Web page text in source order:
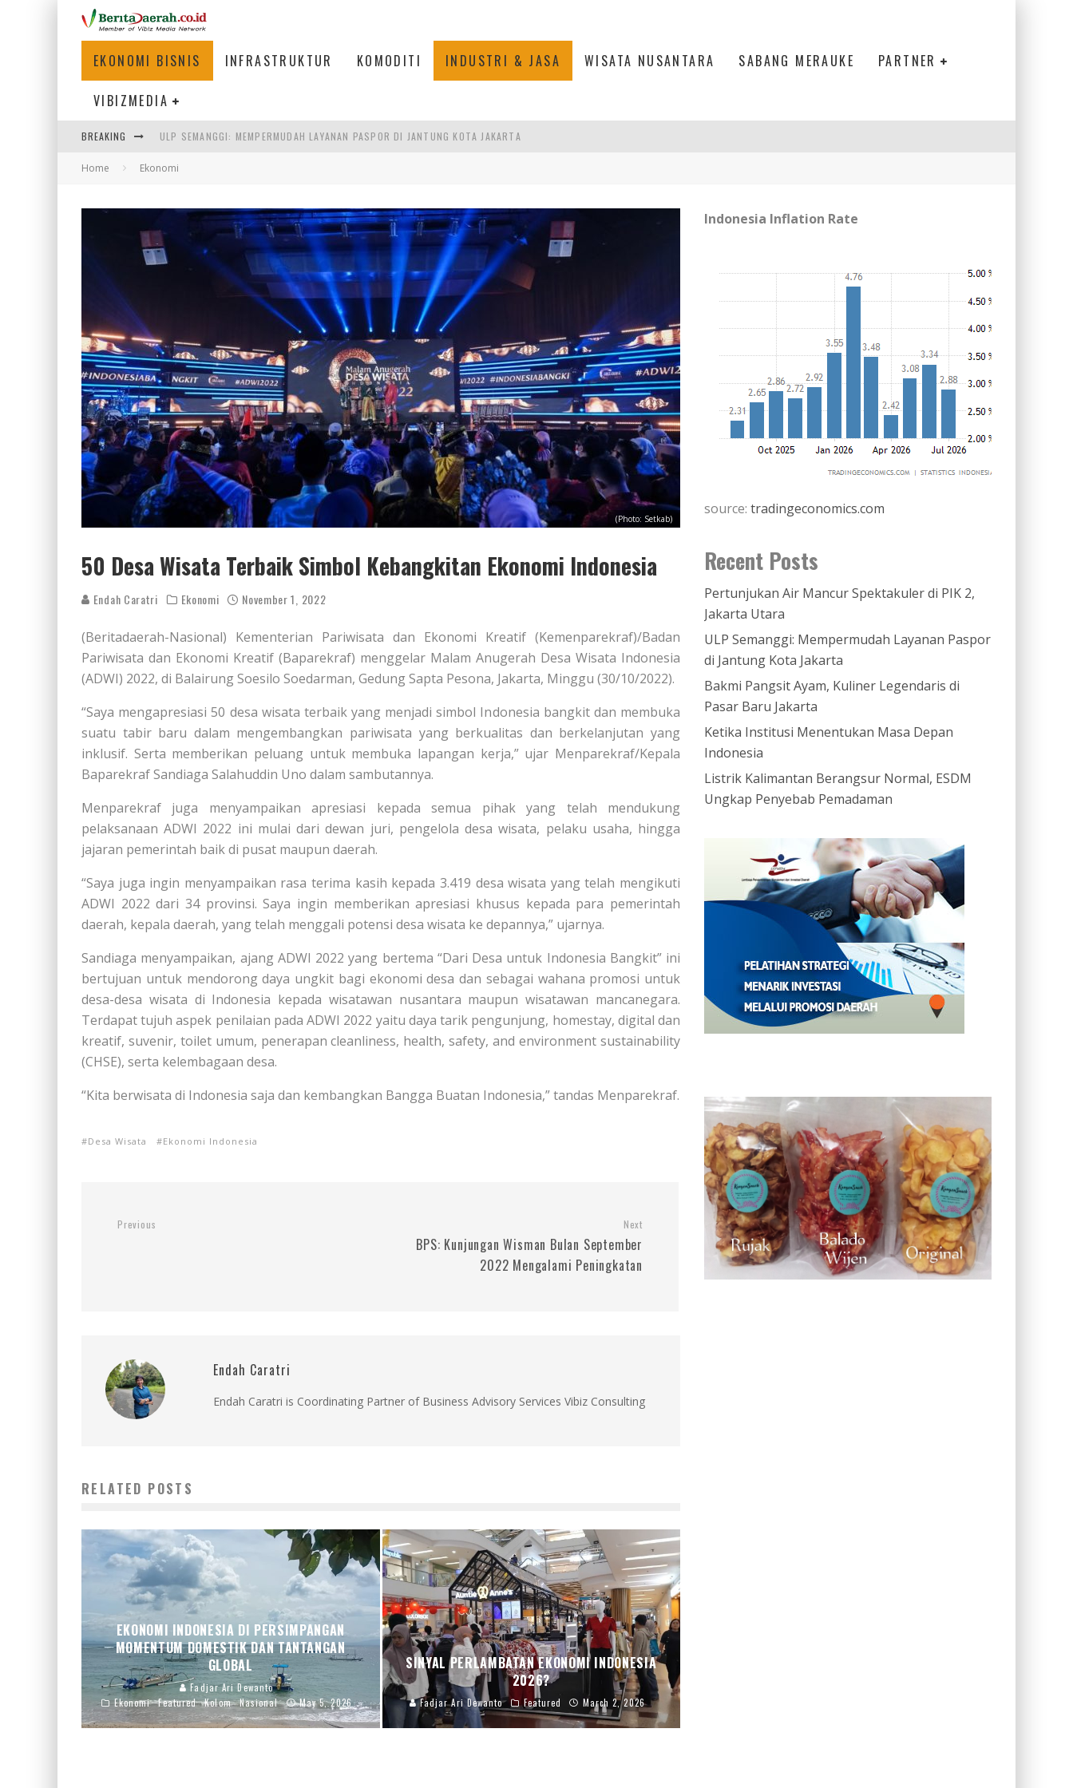
EKONOMI BISNIS INFRASTRUKTUR KOMODITI INDUSTRI & JASA WISATA NUSANTARA SABANG MERAUKE PARTNER
VIBIZMEDIA
BREAKING ULP SEMANGGI: MEMPERMUDAH LAYANAN PASPOR DI JANTUNG KOTA JAKARTA
BAKMI PANGSIT AYAM, KULINER LEGENDARIS DI PASAR BARU JAKARTA
PERTUNJUKAN AIR MANCUR SPEKTAKULER DI PIK 2, JAKARTA UTARA
Home Ekonomi
(Photo: Setkab)
50 Desa Wisata Terbaik Simbol Kebangkitan Ekonomi Indonesia
Endah Caratri Ekonomi November 1, 2022
(Beritadaerah-Nasional) Kementerian Pariwisata dan Ekonomi Kreatif (Kemenparekraf)/Badan
Pariwisata dan Ekonomi Kreatif (Baparekraf) menggelar Malam Anugerah Desa Wisata Indonesia
(ADWI) 2022, di Balairung Soesilo Soedarman, Gedung Sapta Pesona, Jakarta, Minggu (30/10/2022).
“Saya mengapresiasi 50 desa wisata terbaik yang menjadi simbol Indonesia bangkit dan membuka
suatu tabir baru dalam mengembangkan pariwisata yang berkualitas dan berkelanjutan yang
inklusif. Serta memberikan peluang untuk membuka lapangan kerja,” ujar Menparekraf/Kepala
Baparekraf Sandiaga Salahuddin Uno dalam sambutannya.
Menparekraf juga menyampaikan apresiasi kepada semua pihak yang telah mendukung
pelaksanaan ADWI 2022 ini mulai dari dewan juri, pengelola desa wisata, pelaku usaha, hingga
jajaran pemerintah baik di pusat maupun daerah.
“Saya juga ingin menyampaikan rasa terima kasih kepada 3.419 desa wisata yang telah mengikuti
ADWI 2022 dari 34 provinsi. Saya ingin memberikan apresiasi khusus kepada para pemerintah
daerah, kepala daerah, yang telah menggali potensi desa wisata ke depannya,” ujarnya.
Sandiaga menyampaikan, ajang ADWI 2022 yang bertema “Dari Desa untuk Indonesia Bangkit” ini
bertujuan untuk mendorong daya ungkit bagi ekonomi desa dan sebagai wahana promosi untuk
desa-desa wisata di Indonesia kepada wisatawan nusantara maupun wisatawan mancanegara.
Terdapat tujuh aspek penilaian pada ADWI 2022 yaitu daya tarik pengunjung, homestay, digital dan
kreatif, suvenir, toilet umum, penerapan cleanliness, health, safety, and environment sustainability
(CHSE), serta kelembagaan desa.
“Kita berwisata di Indonesia saja dan kembangkan Bangga Buatan Indonesia,” tandas Menparekraf.
Desa Wisata Ekonomi Indonesia
Previous Next
BPS: Kunjungan Wisman Bulan September
2022 Mengalami Peningkatan
Endah Caratri
Endah Caratri is Coordinating Partner of Business Advisory Services Vibiz Consulting
RELATED POSTS
EKONOMI INDONESIA DI PERSIMPANGAN
MOMENTUM DOMESTIK DAN TANTANGAN
GLOBAL
Fadjar Ari Dewanto
Ekonomi
Featured Kolom Nasional May 5, 2026
SINYAL PERLAMBATAN EKONOMI INDONESIA
2026?
Fadjar Ari Dewanto Featured March 2, 2026
Indonesia Inflation Rate
source: tradingeconomics.com
Recent Posts
Pertunjukan Air Mancur Spektakuler di PIK 2,
Jakarta Utara
ULP Semanggi: Mempermudah Layanan Paspor
di Jantung Kota Jakarta
Bakmi Pangsit Ayam, Kuliner Legendaris di
Pasar Baru Jakarta
Ketika Institusi Menentukan Masa Depan
Indonesia
Listrik Kalimantan Berangsur Normal, ESDM
Ungkap Penyebab Pemadaman